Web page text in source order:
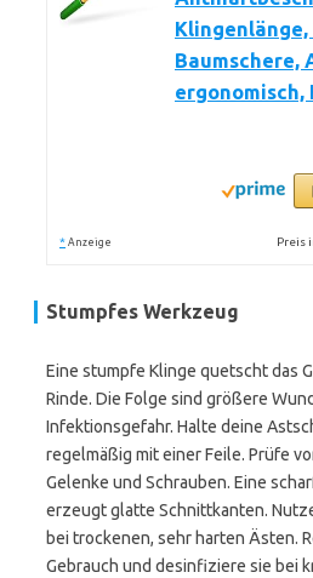
ergonomisch,
* Anzeige Preis
Stumpfes Werkzeug
Eine stumpfe Klinge quetscht das
Rinde. Die Folge sind größere
Infektionsgefahr. Halte deine
regelmäßig mit einer Feile. Prüfe
Gelenke und Schrauben. Eine
erzeugt glatte Schnittkanten.
bei trockenen, sehr harten Ästen.
Gebrauch und desinfiziere sie bei